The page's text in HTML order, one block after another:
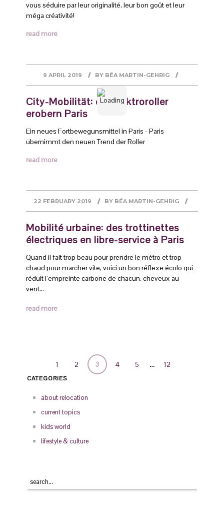
vous séduire par leur originalité, leur bon goût et leur
méga créativité!
read more
9 APRIL 2019 BY BÉA MARTIN-GEHRIG
City-Mobilität: die Elektroroller
erobern Paris
Ein neues Fortbewegunsmittel in Paris - Paris
übernimmt den neuen Trend der Roller
read more
22 FEBRUARY 2019 BY BÉA MARTIN-GEHRIG
Mobilité urbaine: des trottinettes
électriques en libre-service à Paris
Quand il fait trop beau pour prendre le métro et trop
chaud pour marcher vite, voici un bon réflexe écolo qui
réduit l’empreinte carbone de chacun, cheveux au
vent…
read more
1 2 3 4 5 … 12
CATEGORIES
about relocation
current topics
kids world
lifestyle & culture